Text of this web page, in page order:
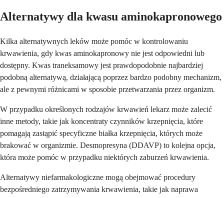
Alternatywy dla kwasu aminokapronowego
Kilka alternatywnych leków może pomóc w kontrolowaniu
krwawienia, gdy kwas aminokapronowy nie jest odpowiedni lub
dostępny. Kwas traneksamowy jest prawdopodobnie najbardziej
podobną alternatywą, działającą poprzez bardzo podobny mechanizm,
ale z pewnymi różnicami w sposobie przetwarzania przez organizm.
W przypadku określonych rodzajów krwawień lekarz może zalecić
inne metody, takie jak koncentraty czynników krzepnięcia, które
pomagają zastąpić specyficzne białka krzepnięcia, których może
brakować w organizmie. Desmopresyna (DDAVP) to kolejna opcja,
która może pomóc w przypadku niektórych zaburzeń krwawienia.
Alternatywy niefarmakologiczne mogą obejmować procedury
bezpośredniego zatrzymywania krwawienia, takie jak naprawa